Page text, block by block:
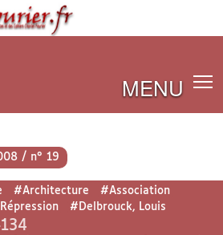
MENU
/ n° 19
#Architecture
#Association
#Delbrouck, Louis